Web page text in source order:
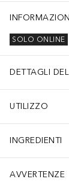
SOLO ONLINE
DETTAGLI
UTILIZZO
INGREDIENTI
AVVERTENZE